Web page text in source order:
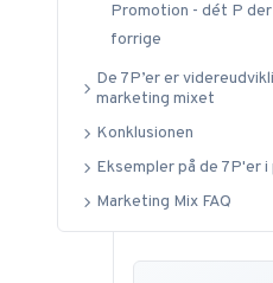
Promotion - dét P
forrige
De 7P’er er
marketing mixet
Konklusionen
Eksempler på de 7P'er i
Marketing Mix FAQ